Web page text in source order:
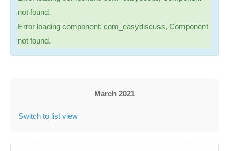
not found.
Error loading component: com_easydiscuss, Component
not found.
March 2021
Switch to list view